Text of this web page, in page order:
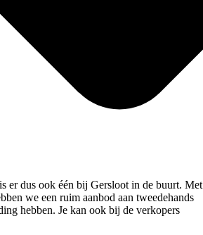
er dus ook één bij Gersloot in de buurt. Met
we een ruim aanbod aan tweedehands
hebben. Je kan ook bij de verkopers